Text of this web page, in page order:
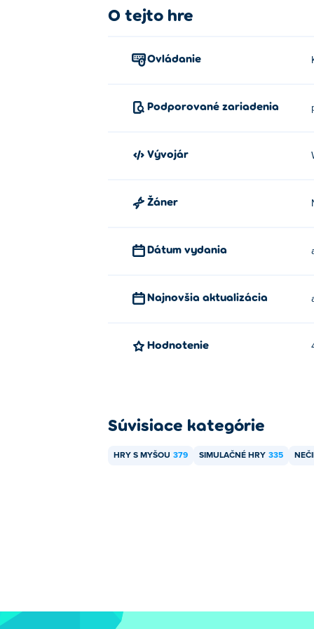
Kto vytvoril Wheat Clicker?
Wheat Clicker si môžete zahrať zadarmo
Wheat Clicker je možné hrať na počítači
O tejto hre
Ovládanie
Podporované zariadenia
Vývojár
Žáner
Dátum vydania
Najnovšia aktualizácia
Hodnotenie
Súvisiace kategórie
HRY S MYŠOU 379 SIMULAČNÉ HRY 335